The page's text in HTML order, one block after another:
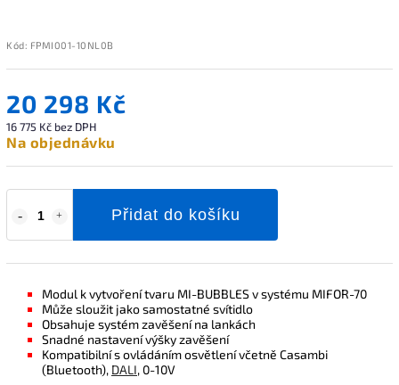
Kód: FPMI001-10NL0B
20 298 Kč
16 775 Kč bez DPH
Na objednávku
Přidat do košíku
Modul k vytvoření tvaru MI-BUBBLES v systému MIFOR-70
Může sloužit jako samostatné svítidlo
Obsahuje systém zavěšení na lankách
Snadné nastavení výšky zavěšení
Kompatibilní s ovládáním osvětlení včetně Casambi
(Bluetooth), DALI, 0-10V